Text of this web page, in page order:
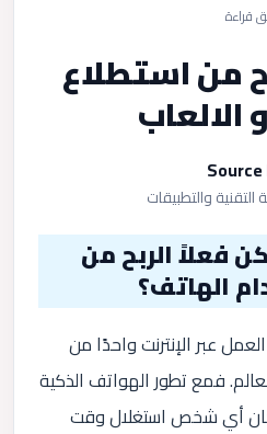
من استطلاع
الالعاب
التقنية والتطبيقات
فعلاً الربح من
الهاتف؟
عبر الإنترنت واحدًا من
فمع تطور الهواتف الذكية
أي شخص استغلال وقت